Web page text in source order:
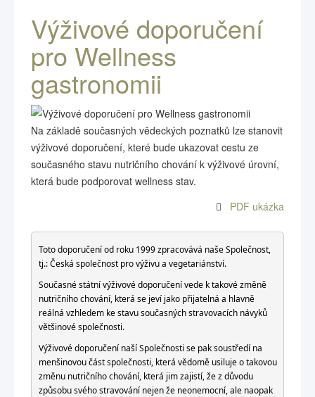
Výživové doporučení
pro Wellness
gastronomii
Na základě současných vědeckých poznatků lze stanovit
výživové doporučení, které bude ukazovat cestu ze
současného stavu nutričního chování k výživové úrovní,
která bude podporovat wellness stav.
PDF ukázka
Toto doporučení od roku 1999 zpracovává naše Společnost,
tj.: Česká společnost pro výživu a vegetariánství.
Současné státní výživové doporučení vede k takové změně
nutričního chování, která se jeví jako přijatelná a hlavně
reálná vzhledem ke stavu současných stravovacích návyků
většinové společnosti.
Výživové doporučení naší Společnosti se pak soustředí na
menšinovou část společnosti, která vědomě usiluje o takovou
změnu nutričního chování, která jim zajistí, že z důvodu
způsobu svého stravování nejen že neonemocní, ale naopak